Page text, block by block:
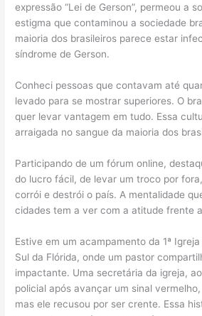
expressão “Lei de Gerson”, permeou a
estigma que contaminou a sociedade
maioria dos brasileiros parece estar
síndrome de Gerson.
Conheci pessoas que contavam até
levado para se mostrar superiores. O
quer levar vantagem em tudo. Essa
arraigada no sangue da maioria dos
Participando de um fórum online,
do lucro fácil, de levar um troco por fora,
corrói e destrói o país. A mentalidade
cidades tem a ver com a atitude frente
Estive em um acampamento da 1ª
Sul da Flórida, onde um pastor
impactante. Uma secretária da igreja,
policial após avançar um sinal
mas ele recusou por ser crente. Essa